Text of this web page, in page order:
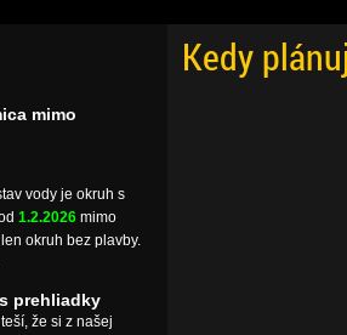
Kedy
mimo
vody je okruh s
1.2.2026 mimo
okruh bez plavby.
prehliadky
že si z našej